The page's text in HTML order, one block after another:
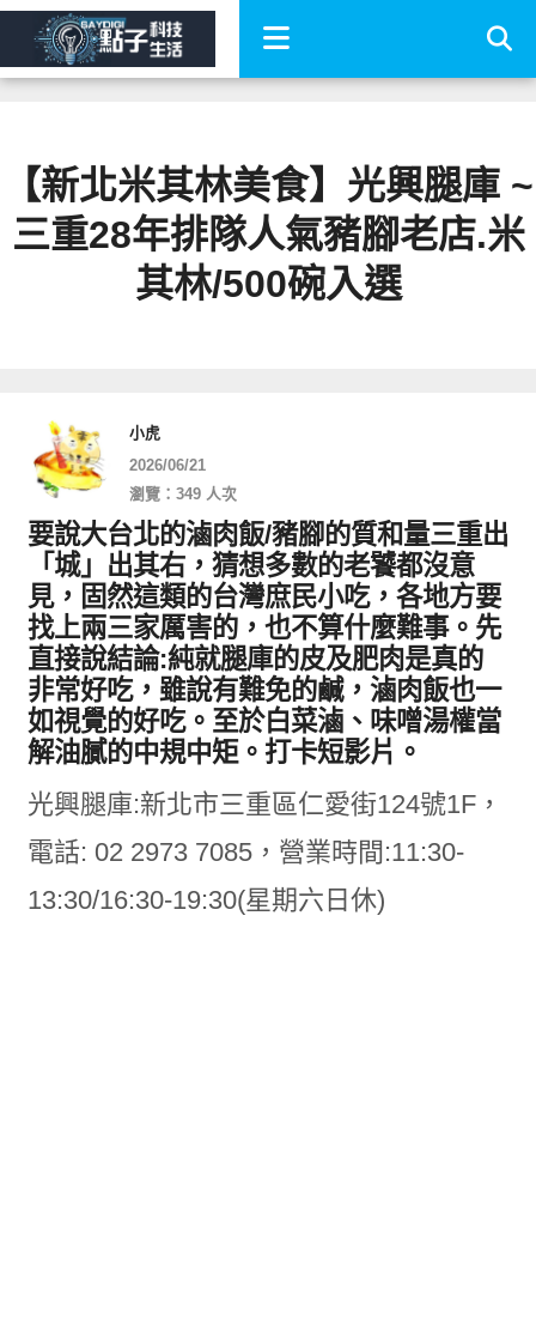
【新北米其林美食】光興腿庫 ~
三重28年排隊人氣豬腳老店.米
其林/500碗入選
小虎
2026/06/21
瀏覽：349 人次
要說大台北的滷肉飯/豬腳的質和量三重出
「城」出其右，猜想多數的老饕都沒意
見，固然這類的台灣庶民小吃，各地方要
找上兩三家厲害的，也不算什麼難事。先
直接說結論:純就腿庫的皮及肥肉是真的
非常好吃，雖說有難免的鹹，滷肉飯也一
如視覺的好吃。至於白菜滷、味噌湯權當
解油膩的中規中矩。 打卡短影片 。
光興腿庫:新北市三重區仁愛街124號1F，
電話: 02 2973 7085，營業時間:11:30-
13:30/16:30-19:30(星期六日休)